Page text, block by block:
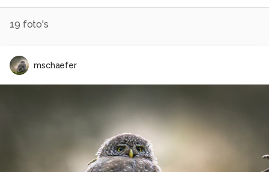
19 foto's
mschaefer